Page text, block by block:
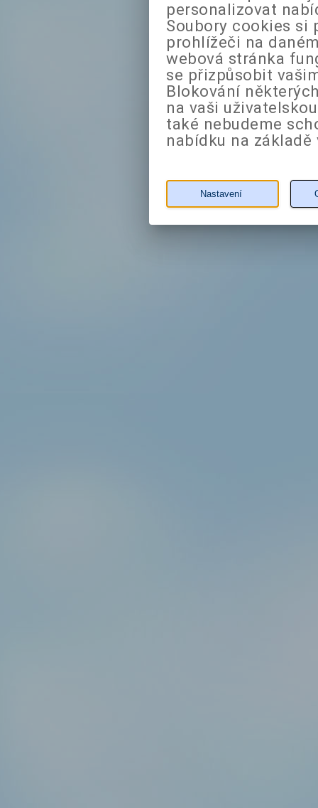
personalizovat
Soubory cookies si
prohlížeči na
webová stránka
se přizpůsobit
Blokování
na vaši
také nebudeme
nabídku na
Nastavení